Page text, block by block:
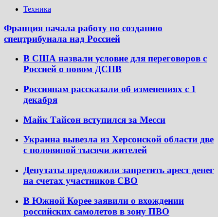
Техника
Франция начала работу по созданию
спецтрибунала над Россией
В США назвали условие для переговоров с
Россией о новом ДСНВ
Россиянам рассказали об изменениях с 1
декабря
Майк Тайсон вступился за Месси
Украина вывезла из Херсонской области две
с половиной тысячи жителей
Депутаты предложили запретить арест денег
на счетах участников СВО
В Южной Корее заявили о вхождении
российских самолетов в зону ПВО